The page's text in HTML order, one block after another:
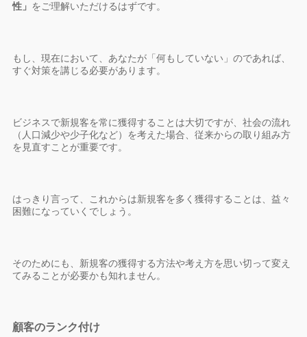
性」 をご理解いただけるはずです。
もし、現在において、あなたが「何もしていない」のであれば、
すぐ対策を講じる必要があります。
ビジネスで新規客を常に獲得することは大切ですが、社会の流れ
（人口減少や少子化など）を考えた場合、従来からの取り組み方
を見直すことが重要です。
はっきり言って、これからは新規客を多く獲得することは、益々
困難になっていくでしょう。
そのためにも、新規客の獲得する方法や考え方を思い切って変え
てみることが必要かも知れません。
顧客のランク付け